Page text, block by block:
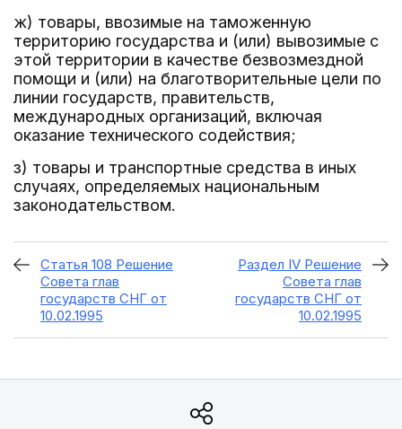
ж) товары, ввозимые на таможенную
территорию государства и (или) вывозимые с
этой территории в качестве безвозмездной
помощи и (или) на благотворительные цели по
линии государств, правительств,
международных организаций, включая
оказание технического содействия;
з) товары и транспортные средства в иных
случаях, определяемых национальным
законодательством.
Статья 108 Решение
Совета глав
государств СНГ от
10.02.1995
Раздел IV Решение
Совета глав
государств СНГ от
10.02.1995